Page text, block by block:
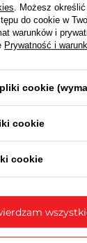
nierdzewna
zakręcany
kolorze koperty
i indeksów
w
. Możesz określić
do cookie w
warunków i
Prywatność i
cookie
cookie
cookie